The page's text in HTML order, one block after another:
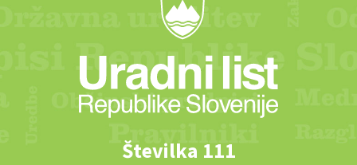
Številka 111